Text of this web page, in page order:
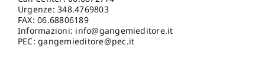
Urgenze:348.4769803
FAX: 06.68806189
Informazioni: info@gangemieditore.it
PEC: gangemieditore@pec.it